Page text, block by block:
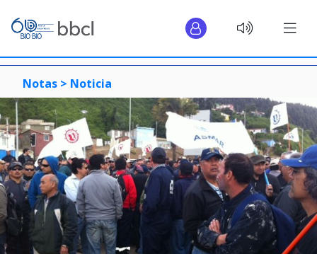
Notas > Noticia